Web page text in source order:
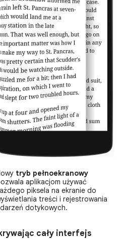
tryb pełnoekranowy
aplikacjom używać
piksela na ekranie do
treści i rejestrowania
dotykowych.
cały interfejs